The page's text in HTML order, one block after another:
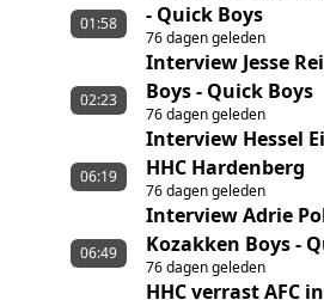
- Quick Boys
76 dagen geleden
01:58
Interview Jesse
Boys - Quick Boys
76 dagen geleden
02:23
Interview Hessel
HHC Hardenberg
76 dagen geleden
06:19
Interview Adrie
Kozakken Boys -
76 dagen geleden
06:49
HHC verrast AFC